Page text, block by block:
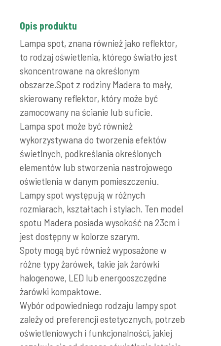
Opis produktu
Lampa spot, znana również jako reflektor,
to rodzaj oświetlenia, którego światło jest
skoncentrowane na określonym
obszarze.Spot z rodziny Madera to mały,
skierowany reflektor, który może być
zamocowany na ścianie lub suficie.
Lampa spot może być również
wykorzystywana do tworzenia efektów
świetlnych, podkreślania określonych
elementów lub stworzenia nastrojowego
oświetlenia w danym pomieszczeniu.
Lampy spot występują w różnych
rozmiarach, kształtach i stylach. Ten model
spotu Madera posiada wysokość na 23cm i
jest dostępny w kolorze szarym.
Spoty mogą być również wyposażone w
różne typy żarówek, takie jak żarówki
halogenowe, LED lub energooszczędne
żarówki kompaktowe.
Wybór odpowiedniego rodzaju lampy spot
zależy od preferencji estetycznych, potrzeb
oświetleniowych i funkcjonalności, jakiej